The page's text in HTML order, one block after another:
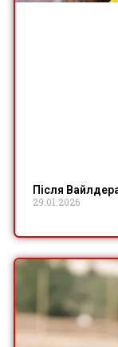
Після
29.01.2026